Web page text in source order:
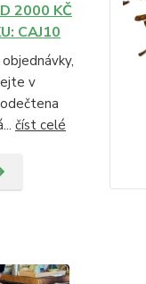
2000 KČ
CAJ10
v
číst celé